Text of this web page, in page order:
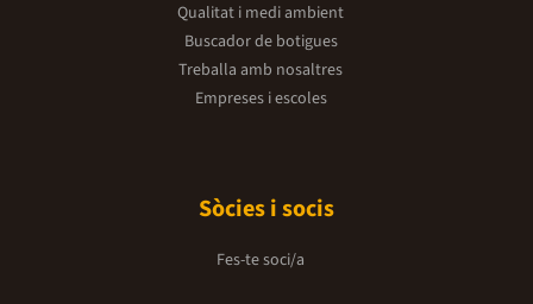
Qualitat i medi ambient
Buscador de botigues
Treballa amb nosaltres
Empreses i escoles
Sòcies i socis
Fes-te soci/a